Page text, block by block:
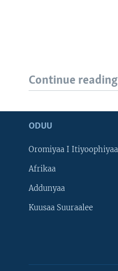
Continue reading
ODUU
Oromiyaa I Itiyoophiyaa
Afrikaa
Addunyaa
Kuusaa Suuraalee